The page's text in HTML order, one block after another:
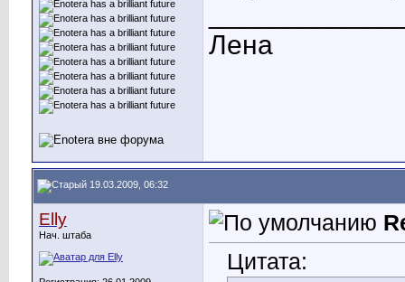
Лена
19.03.2009, 06:32
Elly
Нач. штаба
Цитата: